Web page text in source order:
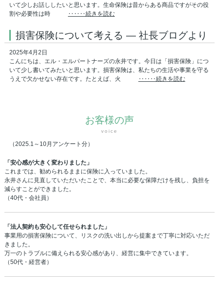
いて少しお話ししたいと思います。生命保険は昔からある商品ですがその役
割や必要性は時
‥‥‥続きを読む
損害保険について考える ― 社長ブログより
2025年4月2日
こんにちは、エル・エルパートナーズの永井です。今日は「損害保険」につ
いて少し書いてみたいと思います。損害保険は、私たちの生活や事業を守る
うえで欠かせない存在です。たとえば、火
‥‥‥続きを読む
お客様の声
voice
（2025.1～10月アンケート分）
「安心感が大きく変わりました」
これまでは、勧められるままに保険に入っていました。
永井さんに見直していただいたことで、本当に必要な保障だけを残し、負担を
減らすことができました。
（40代・会社員）
「法人契約も安心して任せられました」
事業用の損害保険について、リスクの洗い出しから提案まで丁寧に対応いただ
きました。
万一のトラブルに備えられる安心感があり、経営に集中できています。
（50代・経営者）